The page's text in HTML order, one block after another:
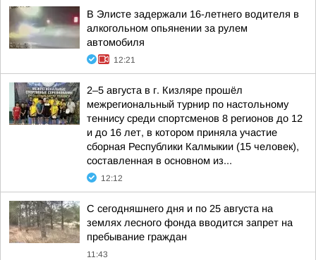
В Элисте задержали 16-летнего водителя в
алкогольном опьянении за рулем
автомобиля
12:21
2–5 августа в г. Кизляре прошёл
межрегиональный турнир по настольному
теннису среди спортсменов 8 регионов до 12
и до 16 лет, в котором приняла участие
сборная Республики Калмыкии (15 человек),
составленная в основном из...
12:12
С сегодняшнего дня и по 25 августа на
землях лесного фонда вводится запрет на
пребывание граждан
11:43